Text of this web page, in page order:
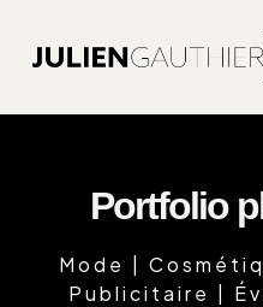
Portfolio
Mode |
Publicitaire |